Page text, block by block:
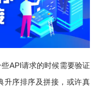
API请求的时候需要验证
升序排序及拼接，或许真